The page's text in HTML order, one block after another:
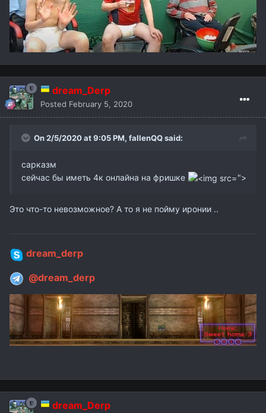
dream_Derp
Posted February 5, 2020
On 2/5/2020 at 9:05 PM, fallenQQsaid:
сарказм
сейчас бы иметь 4к онлайна на фришке
">
Это что-то невозможное? А то я не пойму иронии ..
dream_derp
@dream_derp
dream_Derp